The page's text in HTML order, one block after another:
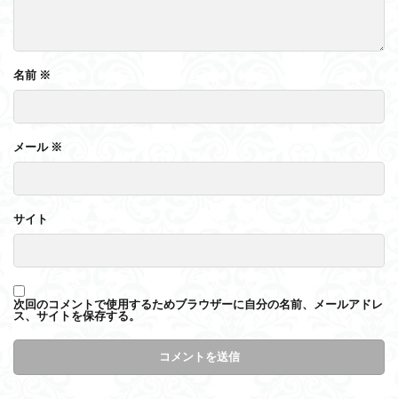
名前 ※
メール ※
サイト
次回のコメントで使用するためブラウザーに自分の名前、メールアドレ
ス、サイトを保存する。